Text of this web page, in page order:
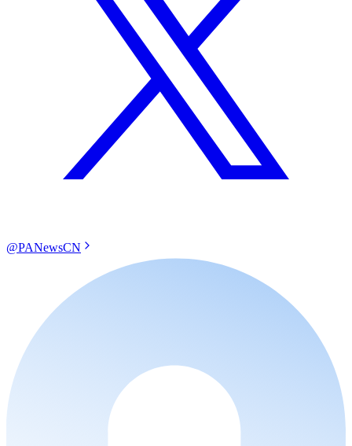
@PANewsCN